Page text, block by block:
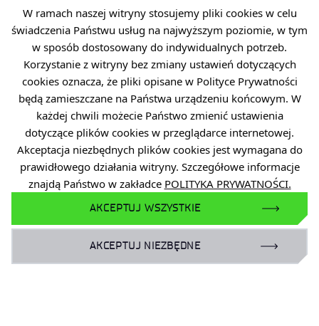
W ramach naszej witryny stosujemy pliki cookies w celu
świadczenia Państwu usług na najwyższym poziomie, w tym
w sposób dostosowany do indywidualnych potrzeb.
Korzystanie z witryny bez zmiany ustawień dotyczących
cookies oznacza, że pliki opisane w Polityce Prywatności
będą zamieszczane na Państwa urządzeniu końcowym. W
każdej chwili możecie Państwo zmienić ustawienia
dotyczące plików cookies w przeglądarce internetowej.
Akceptacja niezbędnych plików cookies jest wymagana do
prawidłowego działania witryny. Szczegółowe informacje
znajdą Państwo w zakładce POLITYKA PRYWATNOŚCI.
AKCEPTUJ WSZYSTKIE
AKCEPTUJ NIEZBĘDNE
Deklaracja dostępności
Standardy Ochrony Małoletnich
DOŁĄCZ DO NAS
Facebook
Instagram